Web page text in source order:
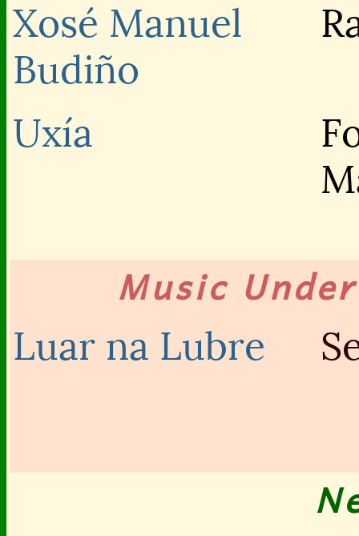
Xosé Manuel
Budiño
Uxía
Music
Luar na Lubre